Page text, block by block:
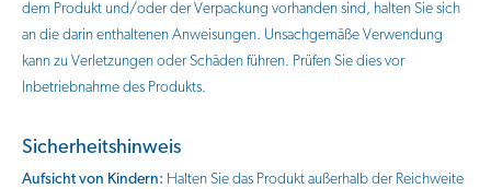
dem Produkt und/oder der Verpackung vorhanden sind, halten Sie sich
an die darin enthaltenen Anweisungen. Unsachgemäße Verwendung
kann zu Verletzungen oder Schäden führen. Prüfen Sie dies vor
Inbetriebnahme des Produkts.
Sicherheitshinweis
Aufsicht von Kindern: Halten Sie das Produkt außerhalb der Reichweite